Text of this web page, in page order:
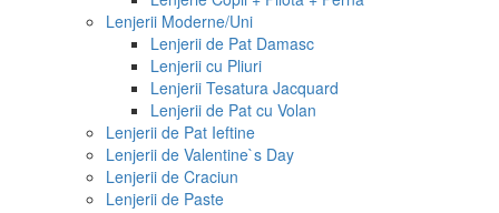
Lenjerii Moderne/Uni
Lenjerii de Pat Damasc
Lenjerii cu Pliuri
Lenjerii Tesatura Jacquard
Lenjerii de Pat cu Volan
Lenjerii de Pat Ieftine
Lenjerii de Valentine`s Day
Lenjerii de Craciun
Lenjerii de Paste